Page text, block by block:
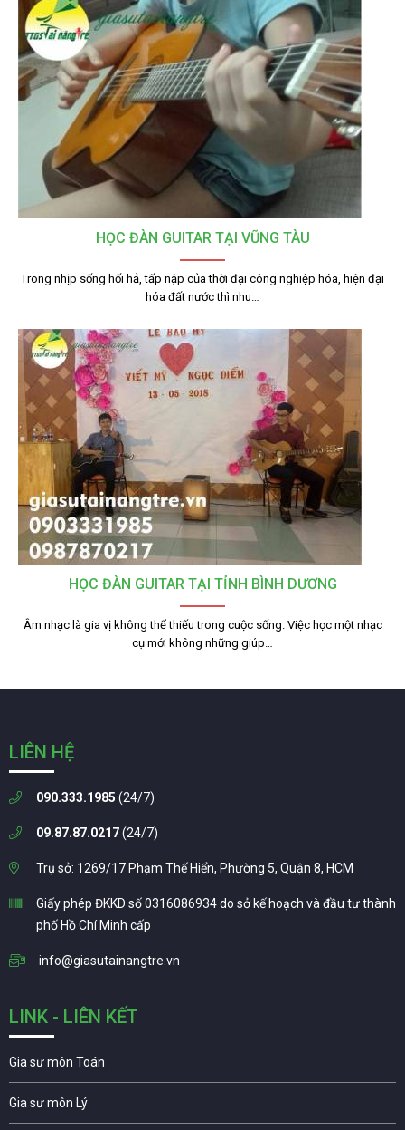
HỌC ĐÀN GUITAR TẠI VŨNG TÀU
Trong nhịp sống hối hả, tấp nập của thời đại công nghiệp hóa, hiện đại
hóa đất nước thì nhu…
HỌC ĐÀN GUITAR TẠI TỈNH BÌNH DƯƠNG
Âm nhạc là gia vị không thể thiếu trong cuộc sống. Việc học một nhạc
cụ mới không những giúp…
LIÊN HỆ
090.333.1985 (24/7)
09.87.87.0217(24/7)
Trụ sở: 1269/17 Phạm Thế Hiển, Phường 5, Quận 8, HCM
Giấy phép ĐKKD số 0316086934 do sở kế hoạch và đầu tư thành
phố Hồ Chí Minh cấp
info@giasutainangtre.vn
LINK - LIÊN KẾT
Gia sư môn Toán
Gia sư môn Lý